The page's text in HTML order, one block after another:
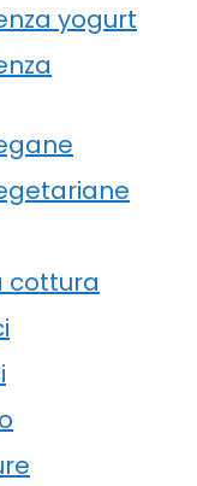
yogurt
cottura